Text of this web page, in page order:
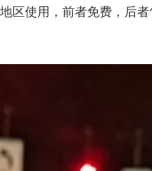
使用，前者免费，后者